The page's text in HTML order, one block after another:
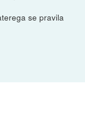
se pravila